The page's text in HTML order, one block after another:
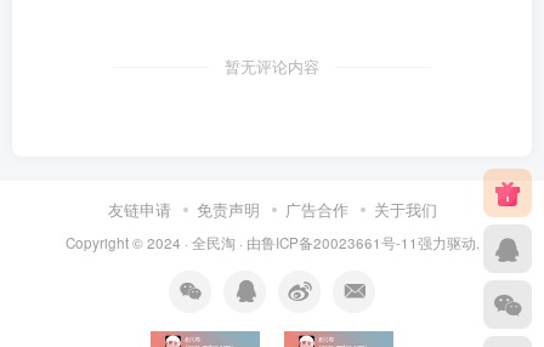
暂无评论内容
友链申请 免责声明 广告合作 关于我们
Copyright © 2024 · 全民淘 · 由鲁ICP备20023661号-11强力驱动.